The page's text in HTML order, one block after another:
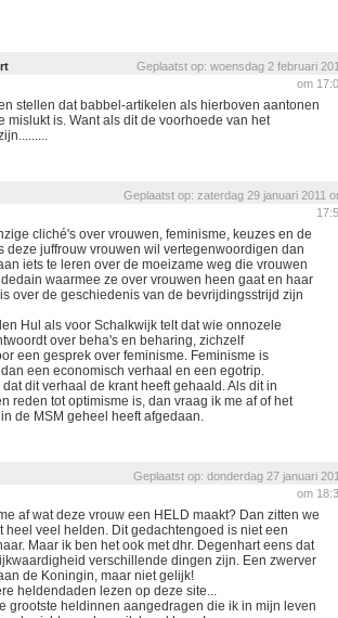
Geplaatst op: woensdag 2 februari
om
stellen dat babbel-artikelen als hierboven aantonen
mislukt is. Want als dit de voorhoede van het
Geplaatst op: zaterdag 29 januari 2011
cliché's over vrouwen, feminisme, keuzes en de
deze juffrouw vrouwen wil vertegenwoordigen dan
iets te leren over de moeizame weg die vrouwen
waarmee ze over vrouwen heen gaat en haar
over de geschiedenis van de bevrijdingsstrijd zijn
Hul als voor Schalkwijk telt dat wie onnozele
over beha's en beharing, zichzelf
een gesprek over feminisme. Feminisme is
een economisch verhaal en een egotrip.
dat dit verhaal de krant heeft gehaald. Als dit in
reden tot optimisme is, dan vraag ik me af of het
de MSM geheel heeft afgedaan.
Geplaatst op: donderdag 27 januari
om
af wat deze vrouw een HELD maakt? Dan zitten we
heel veel helden. Dit gedachtengoed is niet een
Maar ik ben het ook met dhr. Degenhart eens dat
verschillende dingen zijn. Een zwerver
de Koningin, maar niet gelijk!
heldendaden lezen op deze site...
grootste heldinnen aangedragen die ik in mijn leven